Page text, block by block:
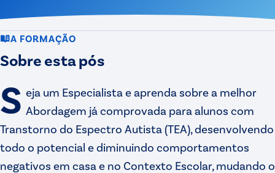
Apresentação do curso
A FORMAÇÃO
Sobre esta pós
S eja um Especialista e aprenda sobre a melhor
Abordagem já comprovada para alunos com
Transtorno do Espectro Autista (TEA), desenvolvendo
todo o potencial e diminuindo comportamentos
negativos em casa e no Contexto Escolar, mudando o